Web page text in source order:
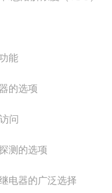
能
的选项
问
测的选项
电器的广泛选择